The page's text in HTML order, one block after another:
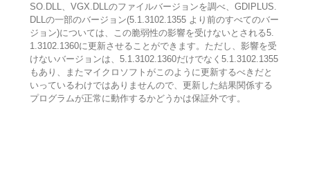
SO.DLL、VGX.DLLのファイルバージョンを調べ、GDIPLUS.
DLLの一部のバージョン(5.1.3102.1355 より前のすべてのバー
ジョン)については、この脆弱性の影響を受けないとされる5.
1.3102.1360に更新させることができます。ただし、影響を受
けないバージョンは、5.1.3102.1360だけでなく5.1.3102.1355
もあり、またマイクロソフトがこのように更新するべきだと
いっているわけではありませんので、更新した結果関係する
プログラムが正常に動作するかどうかは保証外です。